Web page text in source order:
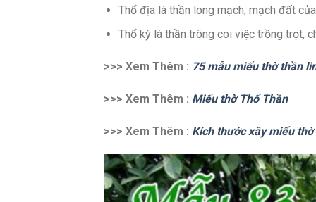
Thổ địa là thần long mạch, mạch đất
Thổ kỳ là thần trông coi việc trồng trọt,
>>> Xem Thêm : 75 mẫu miếu thờ thần
>>> Xem Thêm : Miếu thờ Thổ Thần
>>> Xem Thêm : Kích thước xây miếu